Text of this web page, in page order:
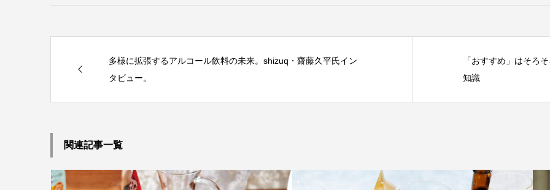
多様に拡張するアルコール飲料の未来。shizuq・齋藤久平氏イン
タビュー。
「おすすめ」はそろ
知識
関連記事一覧